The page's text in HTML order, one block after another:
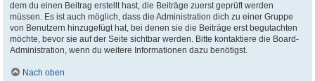
dem du einen Beitrag erstellt hast, die Beiträge zuerst geprüft werden
müssen. Es ist auch möglich, dass die Administration dich zu einer Gruppe
von Benutzern hinzugefügt hat, bei denen sie die Beiträge erst begutachten
möchte, bevor sie auf der Seite sichtbar werden. Bitte kontaktiere die Board-
Administration, wenn du weitere Informationen dazu benötigst.
Nach oben